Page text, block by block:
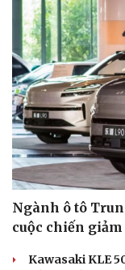
Ngành ô tô
cuộc chiến
Kawasaki KLE